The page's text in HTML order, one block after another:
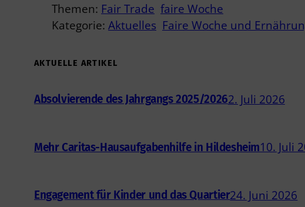
Themen: Fair Trade faire Woche
Kategorie: Aktuelles Faire Woche und
AKTUELLE ARTIKEL
Absolvierende des Jahrgangs 2025/20262. Juli 2026
Mehr Caritas-Hausaufgabenhilfe in Hildesheim10. Juli
Engagement für Kinder und das Quartier24. Juni 2026